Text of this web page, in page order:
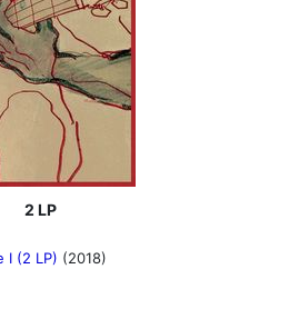
2 LP
I (2 LP) (2018)